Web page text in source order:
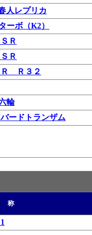
人レプリカ
ーボ（K2）
Ｒ
Ｒ
Ｒ Ｒ３２
輪
ードトランザム
称